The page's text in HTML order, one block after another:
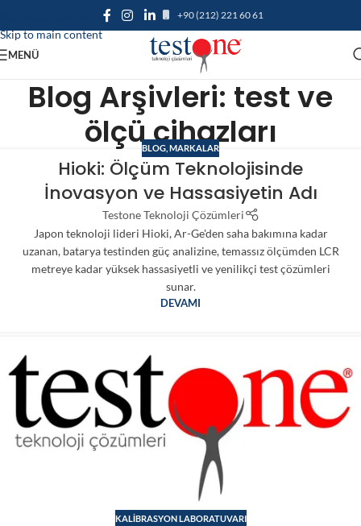
Skip to main content
+90 (212) 221 60 61
MENÜ
Blog Arşivleri: test ve
ölçü cihazları
BLOG MARKALAR
Hioki: Ölçüm Teknolojisinde
İnovasyon ve Hassasiyetin Adı
Testone Teknoloji Çözümleri
Japon teknoloji lideri Hioki, Ar-Ge'den saha bakımına kadar
uzanan, batarya testinden güç analizine, temassız ölçümden LCR
metreye kadar yüksek hassasiyetli ve yenilikçi test çözümleri
sunar.
DEVAMI
KALIBRASYON LABORATUVARI